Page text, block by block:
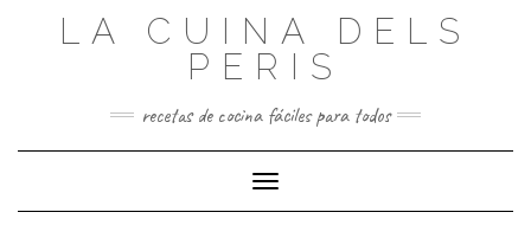
LA CUINA DELS
PERIS
recetas de cocina fáciles para todos
Cambiar modo de navegación